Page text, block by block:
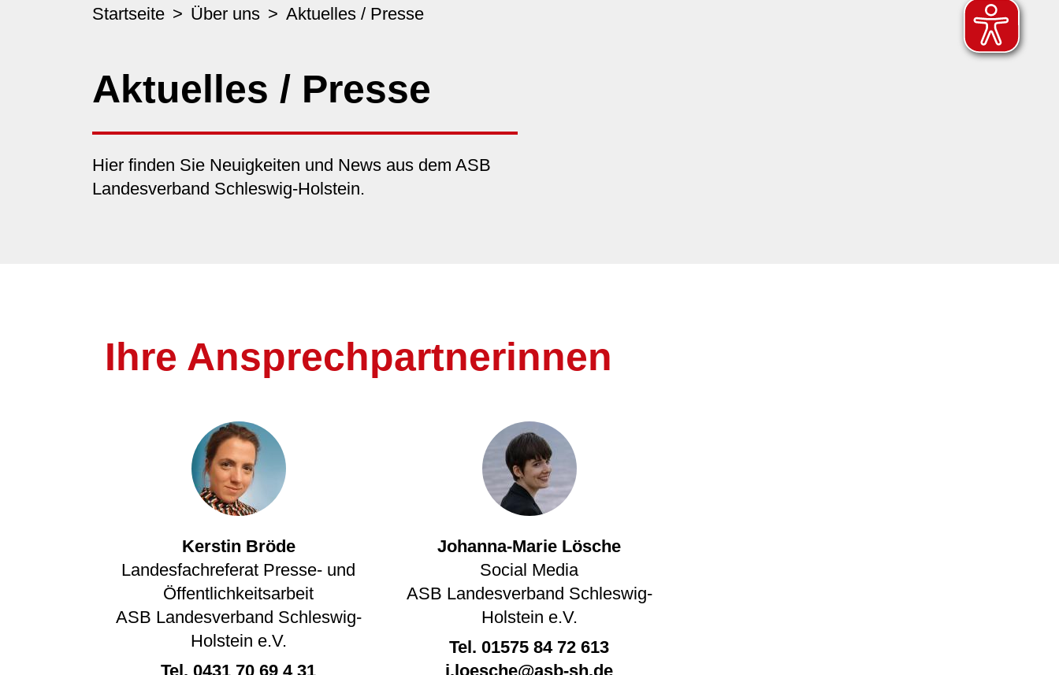
Startseite Über uns Aktuelles / Presse
Aktuelles / Presse
Hier finden Sie Neuigkeiten und News aus dem ASB
Landesverband Schleswig-Holstein.
Ihre Ansprechpartnerinnen
Kerstin Bröde
Landesfachreferat Presse- und
Öffentlichkeitsarbeit
ASB Landesverband Schleswig-
Holstein e.V.
Tel. 0431 70 69 4 31
Johanna-Marie Lösche
Social Media
ASB Landesverband Schleswig-
Holstein e.V.
Tel. 01575 84 72 613
j.loesche@asb-sh.de